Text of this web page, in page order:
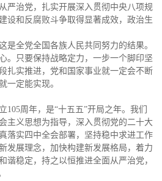
严治党，扎实开展深入贯彻中央八项规
设和反腐败斗争取得显著成效，政治生
是全党全国各族人民共同努力的结果。
。只要保持战略定力，一步一个脚印坚
扎实推进，党和国家事业就一定会不断
一定能实现。
105周年，是“十五五”开局之年。我们
主义思想为指导，深入贯彻党的二十大
落实四中全会部署，坚持稳中求进工作
发展理念，加快构建新发展格局，着力
谐稳定，持之以恒推进全面从严治党，